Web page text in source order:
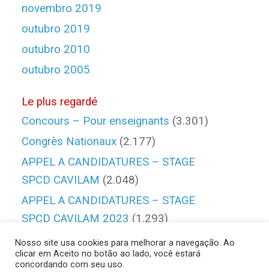
novembro 2019
outubro 2019
outubro 2010
outubro 2005
Le plus regardé
Concours – Pour enseignants (3.301)
Congrès Nationaux (2.177)
APPEL A CANDIDATURES – STAGE
SPCD CAVILAM (2.048)
APPEL A CANDIDATURES – STAGE
SPCD CAVILAM 2023 (1.293)
Qui sommes-nous (1.203)
Nosso site usa cookies para melhorar a navegação. Ao
clicar em Aceito no botão ao lado, você estará
concordando com seu uso.